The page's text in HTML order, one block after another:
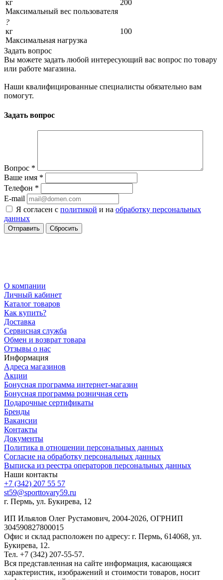
кг
Максимальный вес пользователя
200
?
кг
Максимальная нагрузка
100
Задать вопрос
Вы можете задать любой интересующий вас вопрос по товару
или работе магазина.
Наши квалифицированные специалисты обязательно вам
помогут.
Задать вопрос
Вопрос *
Ваше имя *
Телефон *
E-mail
Я согласен с политикой и на обработку персональных
данных
Сбросить
О компании
Личный кабинет
Каталог товаров
Как купить?
Доставка
Сервисная служба
Обмен и возврат товара
Отзывы о нас
Информация
Адреса магазинов
Акции
Бонусная программа интернет-магазин
Бонусная программа розничная сеть
Подарочные сертификаты
Бренды
Вакансии
Контакты
Документы
Политика в отношении персональных данных
Согласие на обработку персональных данных
Выписка из реестра операторов персональных данных
Наши контакты
+7 (342) 207 55 57
st59@sporttovary59.ru
г. Пермь, ул. Букирева, 12
ИП Ильялов Олег Рустамович, 2004-2026, ОГРНИП
304590827800015
Офис и склад расположен по адресу: г. Пермь, 614068, ул.
Букирева, 12.
Тел. +7 (342) 207-55-57.
Вся представленная на сайте информация, касающаяся
характеристик, изображений и стоимости товаров, носит